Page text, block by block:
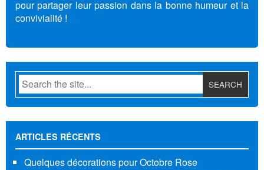
pour partager leur passion dans la bonne humeur et la
convivialité !
ARTICLES RÉCENTS
Quelques décorations pour Octobre Rose